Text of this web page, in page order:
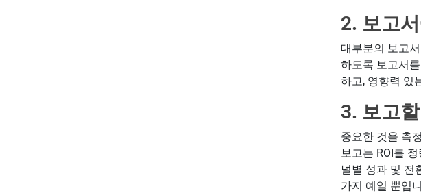
2. 보고
대부분의 보고
하도록 보고서
하고, 영향력 있
3. 보고
중요한 것을 측
보고는 ROI를
널별 성과 및 전
가지 예일 뿐입